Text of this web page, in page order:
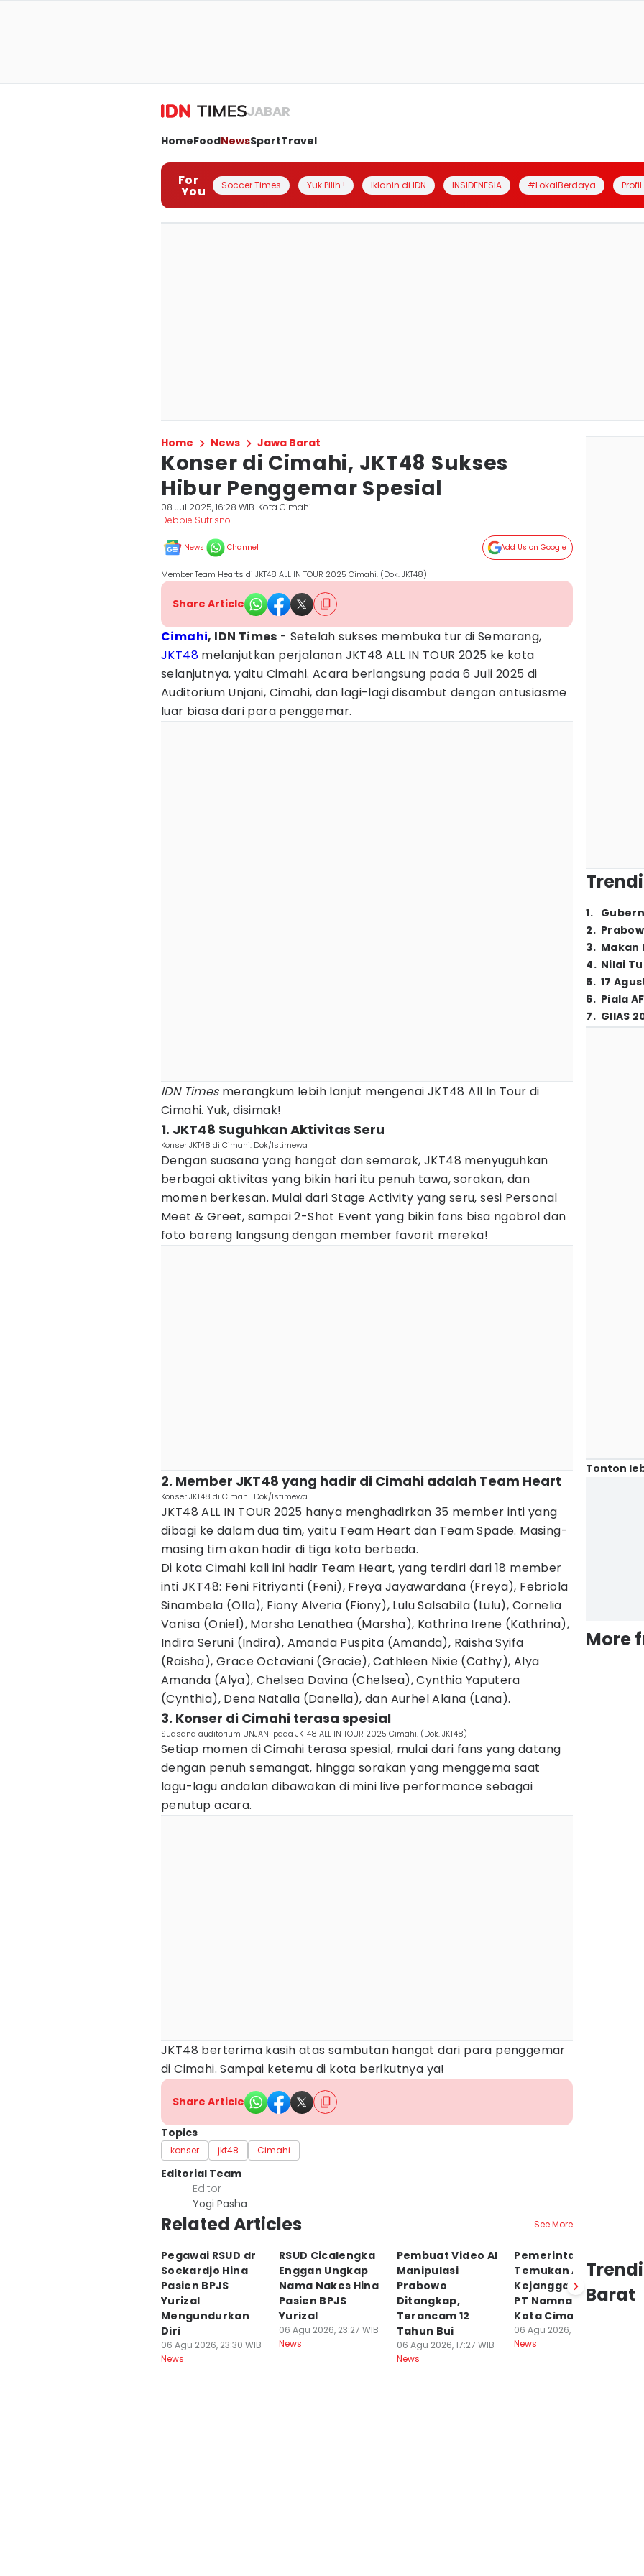
JABAR
HomeFoodNewsSportTravel
For
You Soccer Times Yuk Pilih ! Iklanin di IDN INSIDENESIA #LokalBerdaya
Home News Jawa Barat
Konser di Cimahi, JKT48 Sukses
Hibur Penggemar Spesial
08 Jul 2025, 16:28 WIB Kota Cimahi
Debbie Sutrisno
News Channel Add Us on Google
Member Team Hearts di JKT48 ALL IN TOUR 2025 Cimahi. (Dok. JKT48)
Share Article
Cimahi, IDN Times - Setelah sukses membuka tur di Semarang,
JKT48 melanjutkan perjalanan JKT48 ALL IN TOUR 2025 ke kota
selanjutnya, yaitu Cimahi. Acara berlangsung pada 6 Juli 2025 di
Auditorium Unjani, Cimahi, dan lagi-lagi disambut dengan antusiasme
luar biasa dari para penggemar.
IDN Times merangkum lebih lanjut mengenai JKT48 All In Tour di
Cimahi. Yuk, disimak!
1. JKT48 Suguhkan Aktivitas Seru
Konser JKT48 di Cimahi. Dok/Istimewa
Dengan suasana yang hangat dan semarak, JKT48 menyuguhkan
berbagai aktivitas yang bikin hari itu penuh tawa, sorakan, dan
momen berkesan. Mulai dari Stage Activity yang seru, sesi Personal
Meet & Greet, sampai 2-Shot Event yang bikin fans bisa ngobrol dan
foto bareng langsung dengan member favorit mereka!
2. Member JKT48 yang hadir di Cimahi adalah Team Heart
Konser JKT48 di Cimahi. Dok/Istimewa
JKT48 ALL IN TOUR 2025 hanya menghadirkan 35 member inti yang
dibagi ke dalam dua tim, yaitu Team Heart dan Team Spade. Masing-
masing tim akan hadir di tiga kota berbeda.
Di kota Cimahi kali ini hadir Team Heart, yang terdiri dari 18 member
inti JKT48: Feni Fitriyanti (Feni), Freya Jayawardana (Freya), Febriola
Sinambela (Olla), Fiony Alveria (Fiony), Lulu Salsabila (Lulu), Cornelia
Vanisa (Oniel), Marsha Lenathea (Marsha), Kathrina Irene (Kathrina),
Indira Seruni (Indira), Amanda Puspita (Amanda), Raisha Syifa
(Raisha), Grace Octaviani (Gracie), Cathleen Nixie (Cathy), Alya
Amanda (Alya), Chelsea Davina (Chelsea), Cynthia Yaputera
(Cynthia), Dena Natalia (Danella), dan Aurhel Alana (Lana).
3. Konser di Cimahi terasa spesial
Suasana auditorium UNJANI pada JKT48 ALL IN TOUR 2025 Cimahi. (Dok. JKT48)
Setiap momen di Cimahi terasa spesial, mulai dari fans yang datang
dengan penuh semangat, hingga sorakan yang menggema saat
lagu-lagu andalan dibawakan di mini live performance sebagai
penutup acara.
JKT48 berterima kasih atas sambutan hangat dari para penggemar
di Cimahi. Sampai ketemu di kota berikutnya ya!
Share Article
Topics
konser jkt48 Cimahi
Editorial Team
Editor
Yogi Pasha
Related Articles See More
Pegawai RSUD dr
Soekardjo Hina
Pasien BPJS
Yurizal
Mengundurkan
Diri
06 Agu 2026, 23:30 WIB
News
RSUD Cicalengka
Enggan Ungkap
Nama Nakes Hina
Pasien BPJS
Yurizal
06 Agu 2026, 23:27 WIB
News
Pembuat Video AI
Manipulasi
Prabowo
Ditangkap,
Terancam 12
Tahun Bui
06 Agu 2026, 17:27 WIB
News
Pemerintah
Temukan Adanya
Kejanggalan PHK
PT Namnam di
Kota Cimahi
06 Agu 2026, 17:24 WIB
News
di
1.
2.
3. Makan
4. Nilai
5. 17
6. Piala
7. GIIAS
Tonton
More
Barat